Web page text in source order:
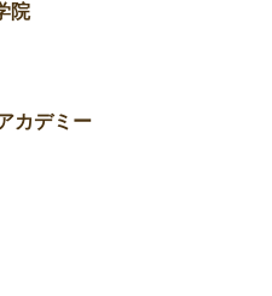
院
カデミー